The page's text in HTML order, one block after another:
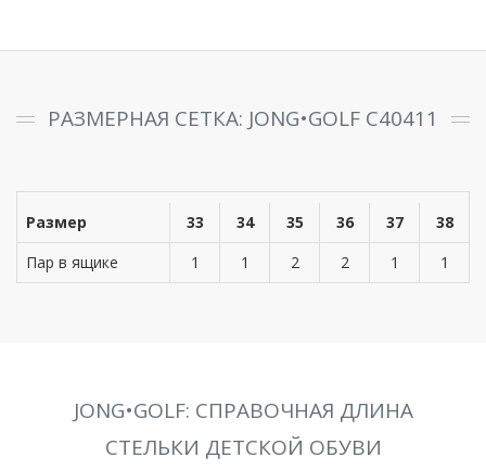
РАЗМЕРНАЯ СЕТКА: JONG•GOLF C40411
Размер 33 34 35 36 37
38
Пар в ящике
1 1 2 2 1 1
JONG•GOLF: СПРАВОЧНАЯ ДЛИНА
СТЕЛЬКИ ДЕТСКОЙ ОБУВИ